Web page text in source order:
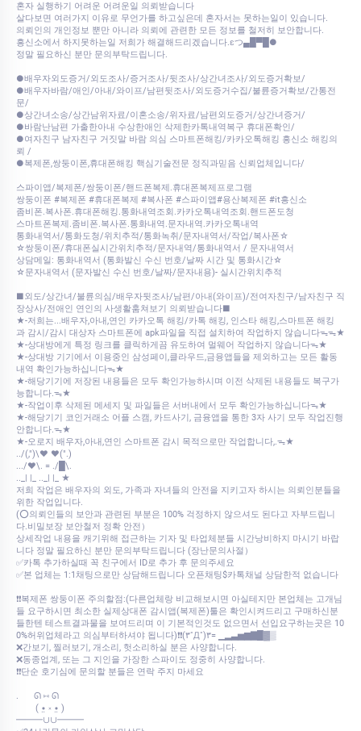
혼자 실행하기 어려운 어려운일 의뢰받습니다
살다보면 여러가지 이유로 무언가를 하고싶은데 혼자서는 못하는일이 있습니다.
의뢰인의 개인정보 뿐만 아니라 의뢰에 관련한 모든 정보를 철저히 보안합니다.
흥신소에서 하지못하는일 저희가 해결해드리겠습니다.εつ▄█▀█●
정말 필요하신 분만 문의부탁드립니다.
●배우자외도증거/외도조사/증거조사/뒷조사/상간녀조사/외도증거확보/
●배우자바람/애인/아내/와이프/남편뒷조사/외도증거수집/불륜증거확보/간통전
문/
●상간녀소송/상간남위자료/이혼소송/위자료/남편외도증거/상간녀증거/
●바람난남편 가출한아내 수상한애인 삭제한카톡내역복구 휴대폰확인/
●여자친구 남자친구 거짓말 바람 의심 스마트폰해킹/카카오톡해킹 흥신소 해킹의
뢰 /
●복제폰,쌍둥이폰,휴대폰해킹 핵심기술전문 정직과믿음 신뢰업체입니다/
스파이앱/복제폰/쌍둥이폰/핸드폰복제.휴대폰복제프로그램
쌍둥이폰 #복제폰 #휴대폰복제 #복사폰 #스파이앱#용산복제폰 #it흥신소
좀비폰.복사폰.휴대폰해킹.통화내역조회.카카오톡내역조회.핸드폰도청
스마트폰복제.좀비폰.복사폰.통화내역.문자내역.카카오톡내역
통화내역서/통화도청/위치추적/통화녹취/문자내역서/작업/복사폰☆
☆쌍둥이폰/휴대폰실시간위치추적/문자내역/통화내역서 / 문자내역서
상담메일: 통화내역서 (통화발신 수신 번호/날짜 시간 및 통화시간☆
☆문자내역서 (문자발신 수신 번호/날짜/문자내용)- 실시간위치추적
■외도/상간녀/불륜의심/배우자뒷조사/남편/아내(와이프)/전여자친구/남자친구 직
장상사/전애인 연인의 사생활훔쳐보기 의뢰받습니다■
★-저희는...배우자,아내,연인 카카오톡 해킹/카톡 해킹, 인스타 해킹,스마트폰 해킹
과 감시/감시 대상자 스마트폰에 apk파일을 직접 설치하여 작업하지 않습니다ᯓᯓ★
★-상대방에게 특정 링크를 클릭하게끔 유도하여 멀웨어 작업하지 않습니다ᯓ★
★-상대방 기기에서 이용중인 삼성페이,클라우드,금융앱들을 제외하고는 모든 활동
내역 확인가능하십니다ᯓ★
★-해당기기에 저장된 내용들은 모두 확인가능하시며 이전 삭제된 내용들도 복구가
능합니다.ᯓ★
★-작업이후 삭제된 메세지 및 파일들은 서버내에서 모두 확인가능하십니다ᯓ★
★-해당기기 코인거래소 어플 스캠, 카드사기, 금융앱을 통한 3자 사기 모두 작업진행
안합니다.ᯓ★
★-오로지 배우자,아내,연인 스마트폰 감시 목적으로만 작업합니다,.ᯓ★
../(,")\♥ ♥(".)
.../♥\. = ./█\.
.._| |_ .._| |_ ★
저희 작업은 배우자의 외도, 가족과 자녀들의 안전을 지키고자 하시는 의뢰인분들을
위한 작업입니다.
(⭕의뢰인들의 보안과 관련된 부분은 100% 걱정하지 않으셔도 된다고 자부드립니
다.비밀보장 보안철저 정확 안전）
상세작업 내용을 캐기위해 접근하는 기자 및 타업체분들 시간낭비하지 마시기 바랍
니다 정말 필요하신 분만 문의부탁드립니다 (장난문의사절）
✅카톡 추가하실때 꼭 친구에서 ID로 추가 후 문의주세요
✅본 업체는 1:1채팅으로만 상담해드립니다 오픈채팅$카톡채널 상담한적 없습니다
❗❗복제폰 쌍둥이폰 주의할점:(다른업체랑 비교해보시면 아실테지만 본업체는 고개님
들 요구하시면 최소한 실제상대폰 감시앱(복제폰)툴은 확인시켜드리고 구매하신분
들한텐 테스트결과물을 보여드리며 이 기본적인것도 없으면서 선입요구하는곳은 10
0%허위업체라고 의심부터하셔야 됩니다)❗❗(۳˚Д˚)۳= ▁▂▃▅▆▇█▓▒
❌간보기, 찔러보기, 개소리, 헛소리하실 분은 사양합니다.
❌동종업계, 또는 그 지인을 가장한 스파이도 정중히 사양합니다.
❗❗단순 호기심에 문의할 분들은 연락 주지 마세요
.⠀⠀ ᘏ ⑅ ᘏ
⠀⠀⠀( •̤ ༝ •̤ )
━━━∪∪━━━